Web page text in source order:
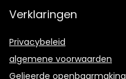
Verklaringen
Privacybeleid
algemene voorwaarden
Gelieerde openbaarmaking